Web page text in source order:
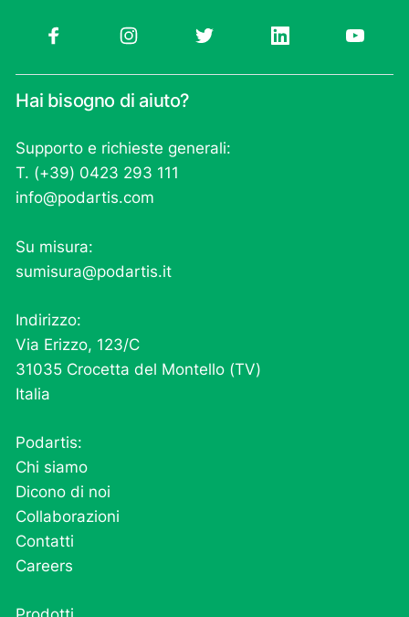
Hai bisogno di aiuto?
Supporto e richieste generali:
T. (+39) 0423 293 111
info@podartis.com
Su misura:
sumisura@podartis.it
Indirizzo:
Via Erizzo, 123/C
31035 Crocetta del Montello (TV)
Italia
Podartis:
Chi siamo
Dicono di noi
Collaborazioni
Contatti
Careers